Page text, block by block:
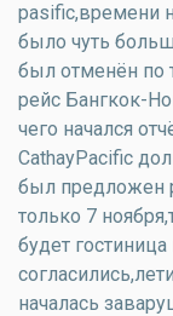
pasific,времени
было чуть
был отменён по
рейс Бангкок-
чего начался
CathayPacific
был предложен
только 7
будет
началась